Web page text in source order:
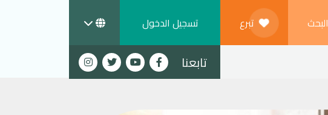
البحث تبرع تسجيل الدخول
تابعنا